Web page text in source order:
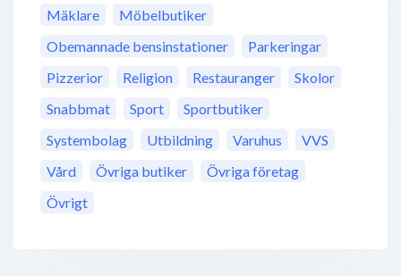
Mäklare
Möbelbutiker
Obemannade bensinstationer
Parkeringar
Pizzerior
Religion Restauranger
Skolor
Snabbmat
Sport
Sportbutiker
Systembolag
Utbildning Varuhus
VVS
Vård
Övriga butiker
Övriga företag
Övrigt